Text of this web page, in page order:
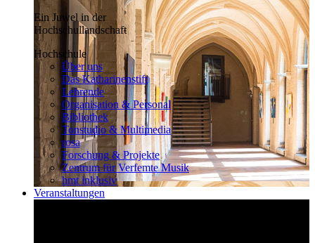
Ein Juwel in der
Hochschullandschaft
Hochschule
Über uns
Das Katharinenstift
Lehrende
Organisation & Personal
Bibliothek
Tonstudio & Multimedia
rosa
Forschung & Projekte
Zentrum für Verfemte Musik
hmt inklusiv
Veranstaltungen